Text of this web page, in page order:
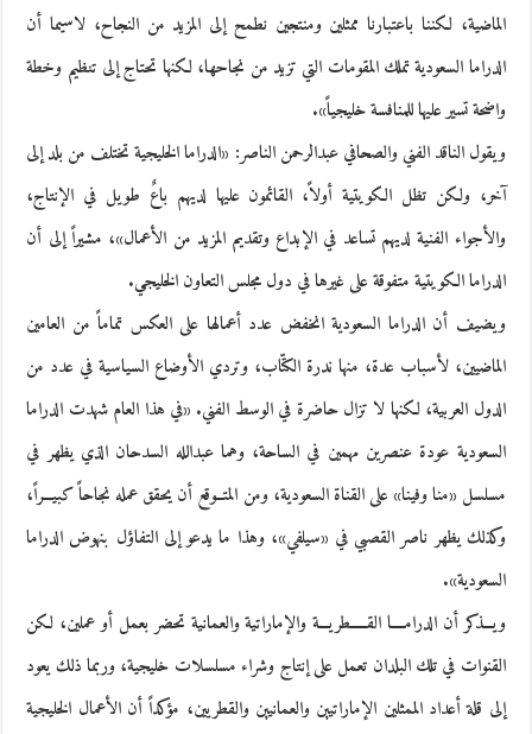
الماضية، لكننا باعتبارنا ممثلين ومنتجين نطمح إلى المزيد من النجاح، لاسيما أن
الدراما السعودية تملك المقومات التي تزيد من نجاحها، لكنها تحتاج إلى تنظيم وخطة
واضحة تسير عليها للمنافسة خليجياً».
ويقول الناقد الفني والصحافي عبدالرحمن الناصر: «الدراما الخليجية تختلف من بلد إلى
آخر، ولكن تظل الكويتية أولاً، القائمون عليها لديهم باعٌ طويل في الإنتاج،
والأجواء الفنية لديهم تساعد في الإبداع وتقديم المزيد من الأعمال»، مشيراً إلى أن
الدراما الكويتية متفوقة على غيرها في دول مجلس التعاون الخليجي.
ويضيف أن الدراما السعودية انخفض عدد أعمالها على العكس تماماً من العامين
الماضيين، لأسباب عدة، منها ندرة الكتّاب، وتردي الأوضاع السياسية في عدد من
الدول العربية، لكنها لا تزال حاضرة في الوسط الفني. «في هذا العام شهدت الدراما
السعودية عودة عنصرين مهمين في الساحة، وهما عبدالله السدحان الذي يظهر في
مسلسل «منا وفينا» على القناة السعودية، ومن المتــوقع أن يحقق عمله نجاحاً كبيـــراً،
وكذلك يظهر ناصر القصبي في «سيلفي»، وهذا ما يدعو إلى التفاؤل بنهوض الدراما
السعودية».
ويـــذكر أن الدرامــــا القـــــطريـــة والإماراتية والعمانية تحضر بعمل أو عملين، لكن
القنوات في تلك البلدان تعمل على إنتاج وشراء مسلسلات خليجية، وربما ذلك يعود
إلى قلة أعداد الممثلين الإماراتيين والعمانيين والقطريين، مؤكداً أن الأعمال الخليجية